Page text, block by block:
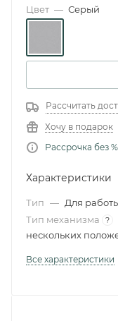
Цвет — Серый
Рассчитать
Хочу в подарок
Рассрочка без
Характеристики
Тип — Для
Тип механизма
?
нескольких
Все характеристики